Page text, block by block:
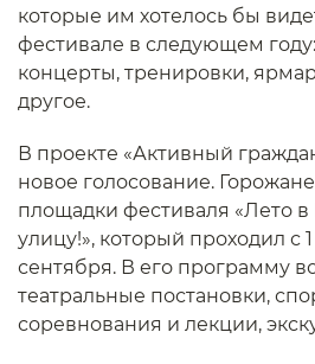
которые им хотелось бы
фестивале в следующем
концерты, тренировки,
другое.
В проекте «Активный
новое голосование.
площадки фестиваля «Лето в
улицу!», который проходил с
сентября. В его программу
театральные постановки,
соревнования и лекции,